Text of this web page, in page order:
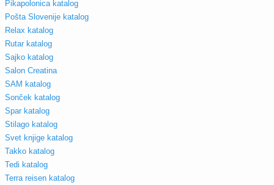
Pikapolonica katalog
Pošta Slovenije katalog
Relax katalog
Rutar katalog
Sajko katalog
Salon Creatina
SAM katalog
Sonček katalog
Spar katalog
Stilago katalog
Svet knjige katalog
Takko katalog
Tedi katalog
Terra reisen katalog